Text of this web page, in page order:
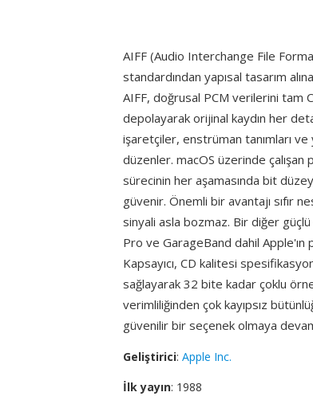
AIFF (Audio Interchange File
standardından yapısal tasarım
AIFF, doğrusal PCM verilerini
depolayarak orijinal kaydın her
işaretçiler, enstrüman tanımları
düzenler. macOS üzerinde
sürecinin her aşamasında bit
güvenir. Önemli bir avantajı sıfır
sinyali asla bozmaz. Bir diğer güçlü
Pro ve GarageBand dahil
Kapsayıcı, CD kalitesi
sağlayarak 32 bite kadar çoklu
verimliliğinden çok kayıpsız
güvenilir bir seçenek olmaya
Geliştirici: Apple Inc.
İlk yayın: 1988